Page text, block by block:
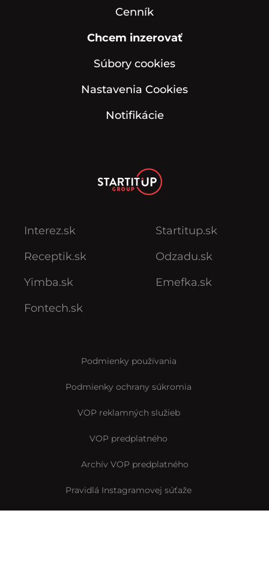
Cenník
Chcem inzerovať
Súbory cookies
Nastavenia Cookies
Notifikácie
Interez.sk
Receptik.sk
Yimba.sk
Fontech.sk
Startitup.sk
Odzadu.sk
Emefka.sk
Podmienky používania
Podmienky ochrany súkromia
VOP reklamných služieb
VOP predplatného
Archív VOP predplatného
Pravidlá Instagramovej súťaže